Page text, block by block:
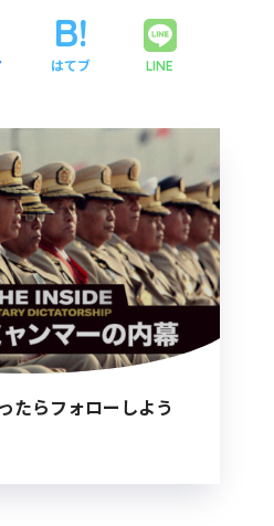
はてブ LINE
たらフォローしよう